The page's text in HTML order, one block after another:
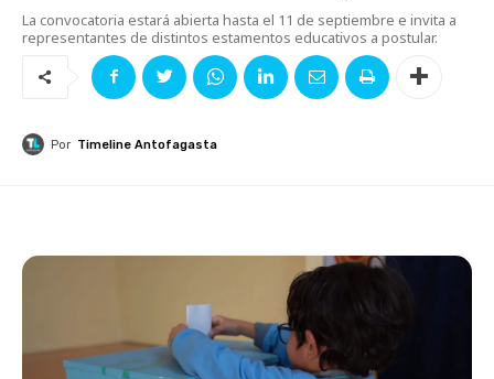
La convocatoria estará abierta hasta el 11 de septiembre e invita a
representantes de distintos estamentos educativos a postular.
Por Timeline Antofagasta